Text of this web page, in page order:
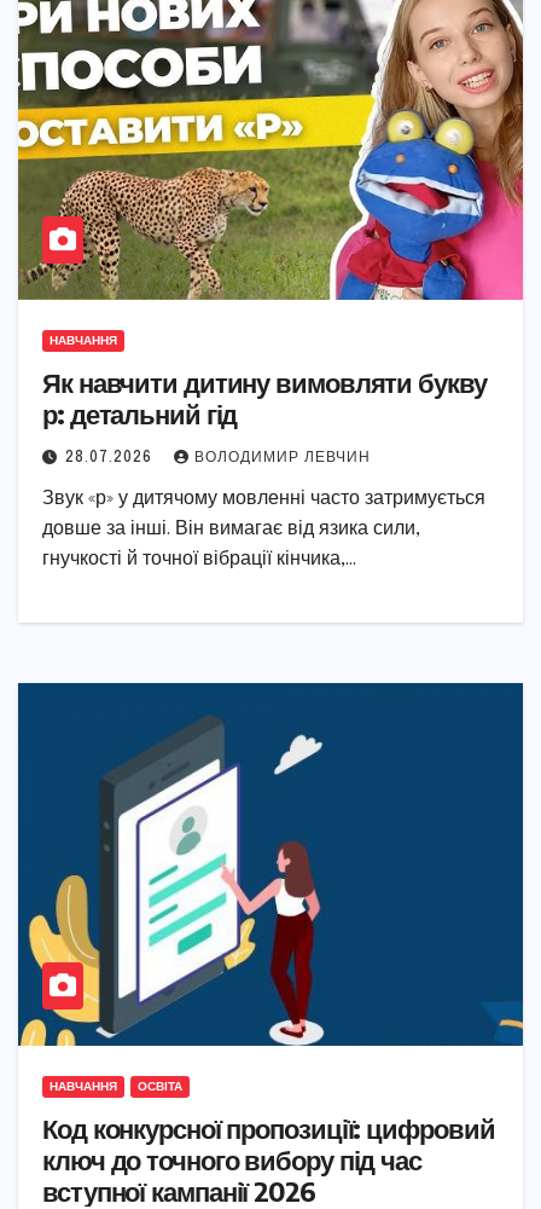
НАВЧАННЯ
Як навчити дитину вимовляти букву
р: детальний гід
28.07.2026 ВОЛОДИМИР ЛЕВЧИН
Звук «р» у дитячому мовленні часто затримується
довше за інші. Він вимагає від язика сили,
гнучкості й точної вібрації кінчика,…
НАВЧАННЯ ОСВІТА
Код конкурсної пропозиції: цифровий
ключ до точного вибору під час
вступної кампанії 2026